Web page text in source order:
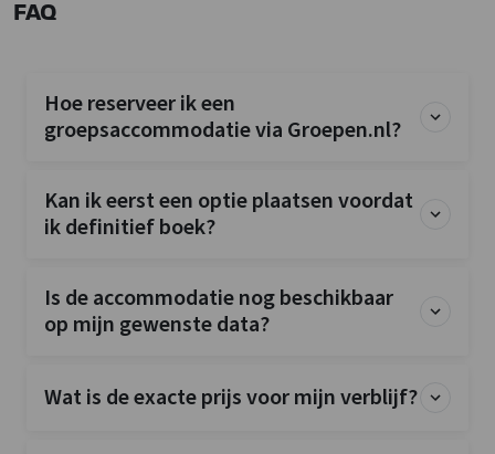
FAQ
Hoe reserveer ik een
groepsaccommodatie via Groepen.nl?
Kan ik eerst een optie plaatsen voordat
ik definitief boek?
Is de accommodatie nog beschikbaar
op mijn gewenste data?
Wat is de exacte prijs voor mijn verblijf?